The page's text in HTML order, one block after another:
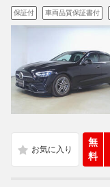
保証付 車両品質保証書付
無
料